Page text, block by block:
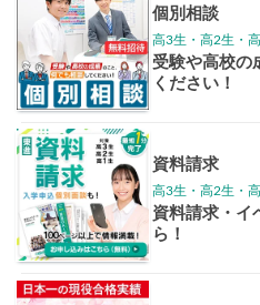
学年別案内
高3生 高2生 高